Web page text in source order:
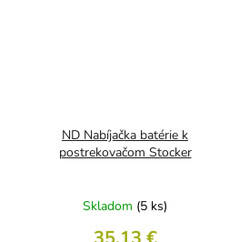
ND Nabíjačka batérie k
postrekovačom Stocker
Skladom (5 ks)